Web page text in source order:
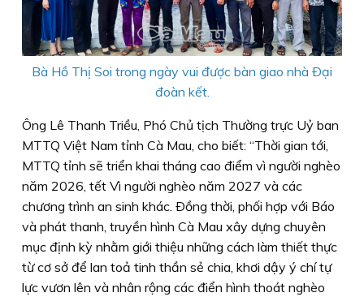
Bà Hồ Thị Soi trong ngày vui được bàn giao nhà Ðại
đoàn kết.
Ông Lê Thanh Triều, Phó Chủ tịch Thường trực Uỷ ban
MTTQ Việt Nam tỉnh Cà Mau, cho biết: “Thời gian tới,
MTTQ tỉnh sẽ triển khai tháng cao điểm vì người nghèo
năm 2026, tết Vì người nghèo năm 2027 và các
chương trình an sinh khác. Ðồng thời, phối hợp với Báo
và phát thanh, truyền hình Cà Mau xây dựng chuyên
mục định kỳ nhằm giới thiệu những cách làm thiết thực
từ cơ sở để lan toả tinh thần sẻ chia, khơi dậy ý chí tự
lực vươn lên và nhân rộng các điển hình thoát nghèo